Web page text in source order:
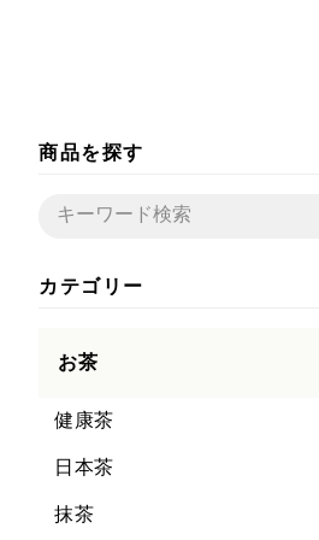
商品を探す
カテゴリー
お茶
健康茶
日本茶
抹茶